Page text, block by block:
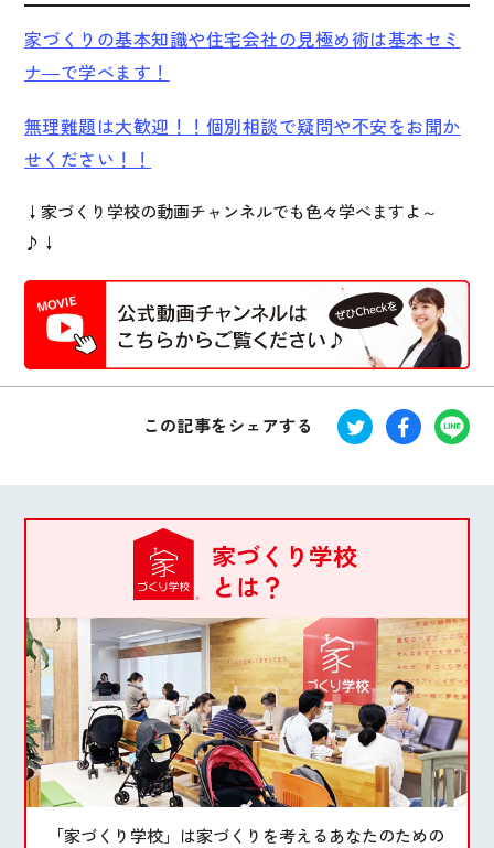
家づくりの基本知識や住宅会社の見極め術は基本セミ
ナ―で学べます！
無理難題は大歓迎！！個別相談で疑問や不安をお聞か
せください！！
↓家づくり学校の動画チャンネルでも色々学べますよ～
♪↓
この記事をシェアする
家づくり学校
とは？
「家づくり学校」は家づくりを考えるあなたのための